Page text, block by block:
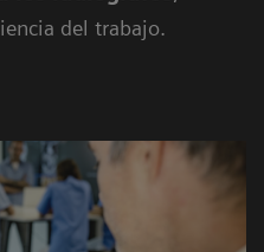
del trabajo.